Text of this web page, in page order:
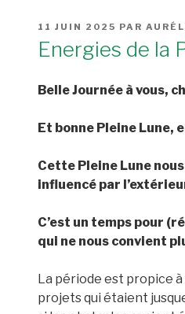
PUBLIÉ
11 JUIN 2025 PAR
Energies de la
Belle Journée à vous,
Et bonne Pleine Lune,
Cette Pleine Lune
influencé par
C’est un temps pour
qui ne nous convient
La période est propice
projets qui étaient